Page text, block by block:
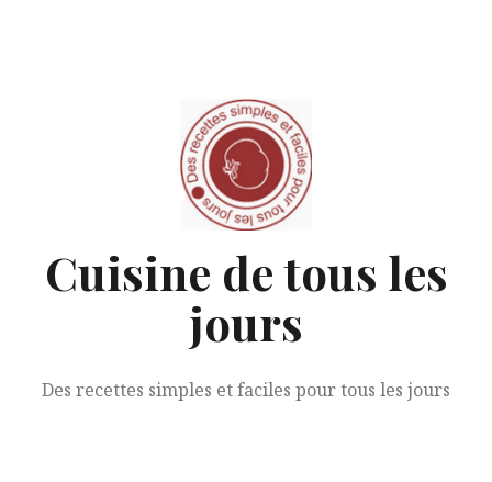
Cuisine de tous les
jours
Des recettes simples et faciles pour tous les jours